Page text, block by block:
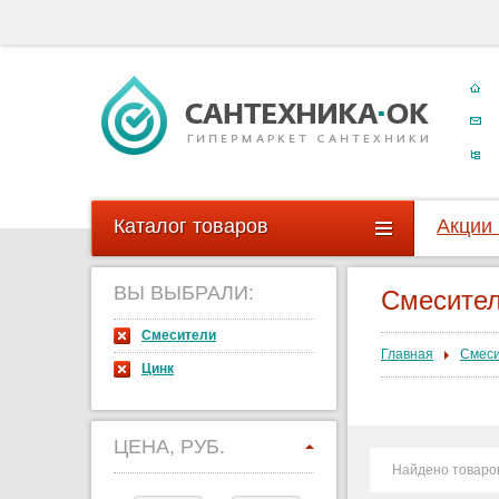
Каталог товаров Акции
ВЫ ВЫБРАЛИ:
Смесители
Цинк
ЦЕНА, РУБ.
Главная
Найдено